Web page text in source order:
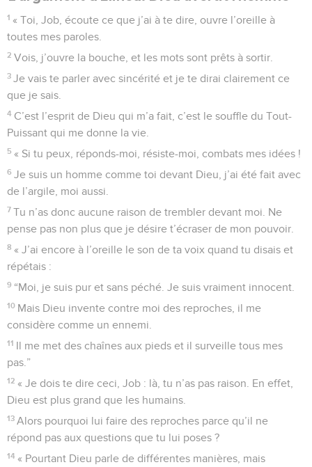
1 « Toi, Job, écoute ce que j’ai à te dire, ouvre l’oreille à
toutes mes paroles.
2 Vois, j’ouvre la bouche, et les mots sont prêts à sortir.
3 Je vais te parler avec sincérité et je te dirai clairement ce
que je sais.
4 C’est l’esprit de Dieu qui m’a fait, c’est le souffle du Tout-
Puissant qui me donne la vie.
5 « Si tu peux, réponds-moi, résiste-moi, combats mes idées !
6 Je suis un homme comme toi devant Dieu, j’ai été fait avec
de l’argile, moi aussi.
7 Tu n’as donc aucune raison de trembler devant moi. Ne
pense pas non plus que je désire t’écraser de mon pouvoir.
8 « J’ai encore à l’oreille le son de ta voix quand tu disais et
répétais :
9 “Moi, je suis pur et sans péché. Je suis vraiment innocent.
10 Mais Dieu invente contre moi des reproches, il me
considère comme un ennemi.
11 Il me met des chaînes aux pieds et il surveille tous mes
pas.”
12 « Je dois te dire ceci, Job : là, tu n’as pas raison. En effet,
Dieu est plus grand que les humains.
13 Alors pourquoi lui faire des reproches parce qu’il ne
répond pas aux questions que tu lui poses ?
14 « Pourtant Dieu parle de différentes manières, mais